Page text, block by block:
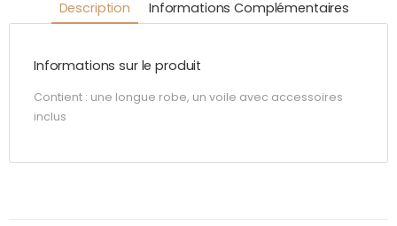
Description Informations Complémentaires
Informations sur le produit
Contient : une longue robe, un voile avec accessoires
inclus